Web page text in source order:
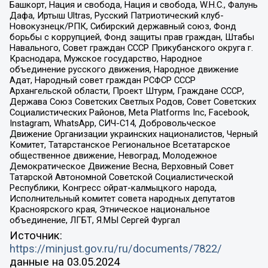
Башкорт, Нация и свобода, Нация и свобода, W.H.С., Фалунь
Дафа, Иртыш Ultras, Русский Патриотический клуб-
Новокузнецк/РПК, Сибирский державный союз, Фонд
борьбы с коррупцией, Фонд защиты прав граждан, Штабы
Навального, Совет граждан СССР Прикубанского округа г.
Краснодара, Мужское государство, Народное
объединение русского движения, Народное движение
Адат, Народный совет граждан РСФСР СССР
Архангельской области, Проект Штурм, Граждане СССР,
Держава Союз Советских Светлых Родов, Совет Советских
Социалистических Районов, Meta Platforms Inc, Facebook,
Instagram, WhatsApp, СИЧ-С14, Добровольческое
Движение Организации украинских националистов, Черный
Комитет, Татарстанское Региональное Всетатарское
общественное движение, Невоград, Молодежное
Демократическое Движение Весна, Верховный Совет
Татарской Автономной Советской Социалистической
Республики, Конгресс ойрат-калмыцкого народа,
Исполнительный комитет совета народных депутатов
Красноярского края, Этническое национальное
объединение, ЛГБТ, Я.МЫ Сергей Фургал
Источник:
https://minjust.gov.ru/ru/documents/7822/
данные на 03.05.2024